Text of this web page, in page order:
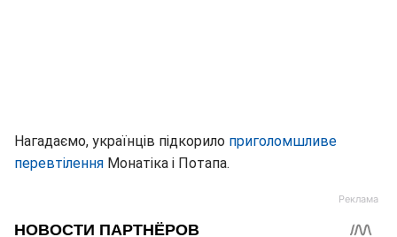
Нагадаємо, українців підкорило приголомшливе
перевтілення Монатіка і Потапа.